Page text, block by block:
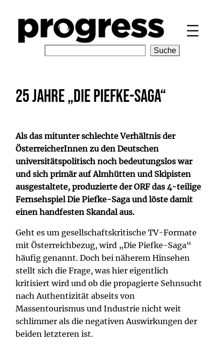
Inhalt
springen
c
h
Suche
25 Jahre „Die Piefke-Saga“
Als das mitunter schlechte Verhältnis der
ÖsterreicherInnen zu den Deutschen
universitätspolitisch noch bedeutungslos war
und sich primär auf Almhütten und Skipisten
ausgestaltete, produzierte der ORF das 4-teilige
Fernsehspiel Die Piefke-Saga und löste damit
einen handfesten Skandal aus.
Geht es um gesellschaftskritische TV-Formate
mit Österreichbezug, wird „Die Piefke-Saga“
häufig genannt. Doch bei näherem Hinsehen
stellt sich die Frage, was hier eigentlich
kritisiert wird und ob die propagierte Sehnsucht
nach Authentizität abseits von
Massentourismus und Industrie nicht weit
schlimmer als die negativen Auswirkungen der
beiden letzteren ist.